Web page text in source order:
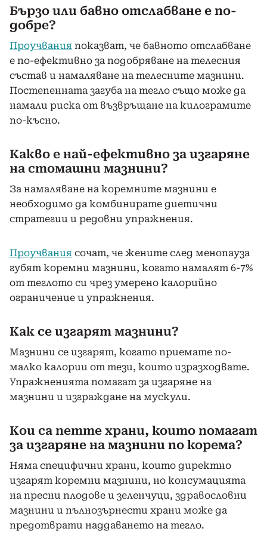
Бързо или бавно отслабване е по-
добре?
Проучвания показват, че бавното отслабване
е по-ефективно за подобряване на телесния
състав и намаляване на телесните мазнини.
Постепенната загуба на тегло също може да
намали риска от възвръщане на килограмите
по-късно.
Какво е най-ефективно за изгаряне
на стомашни мазнини?
За намаляване на коремните мазнини е
необходимо да комбинирате диетични
стратегии и редовни упражнения.
Проучвания сочат, че жените след менопауза
губят коремни мазнини, когато намалят 6-7%
от теглото си чрез умерено калорийно
ограничение и упражнения.
Как се изгарят мазнини?
Мазнини се изгарят, когато приемате по-
малко калории от тези, които изразходвате.
Упражненията помагат за изгаряне на
мазнини и изграждане на мускули.
Кои са петте храни, които помагат
за изгаряне на мазнини по корема?
Няма специфични храни, които директно
изгарят коремни мазнини, но консумацията
на пресни плодове и зеленчуци, здравословни
мазнини и пълнозърнести храни може да
предотврати наддаването на тегло.